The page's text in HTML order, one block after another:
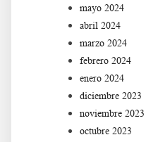
mayo 2024
abril 2024
marzo 2024
febrero 2024
enero 2024
diciembre 2023
noviembre 2023
octubre 2023